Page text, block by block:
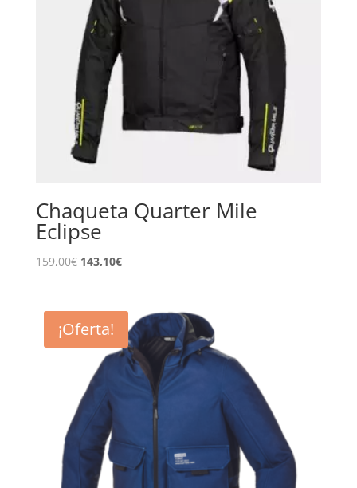
Chaqueta Quarter Mile
Eclipse
159,00€ El
era:
159,00€.
143,10€El
es:
143,10€.
¡Oferta!